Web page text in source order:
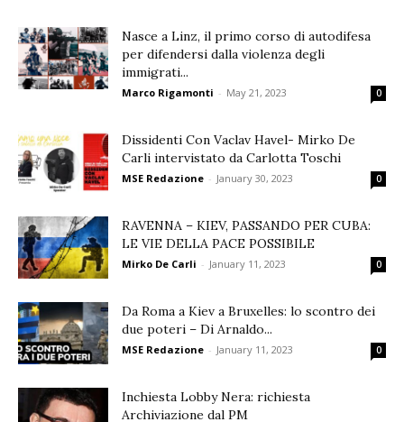
Nasce a Linz, il primo corso di autodifesa
per difendersi dalla violenza degli
immigrati...
Marco Rigamonti - May 21, 2023 0
Dissidenti Con Vaclav Havel- Mirko De
Carli intervistato da Carlotta Toschi
MSE Redazione - January 30, 2023 0
RAVENNA – KIEV, PASSANDO PER CUBA:
LE VIE DELLA PACE POSSIBILE
Mirko De Carli - January 11, 2023 0
Da Roma a Kiev a Bruxelles: lo scontro dei
due poteri – Di Arnaldo...
MSE Redazione - January 11, 2023 0
Inchiesta Lobby Nera: richiesta
Archiviazione dal PM